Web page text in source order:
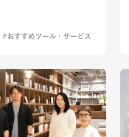
おすすめツール・サービス